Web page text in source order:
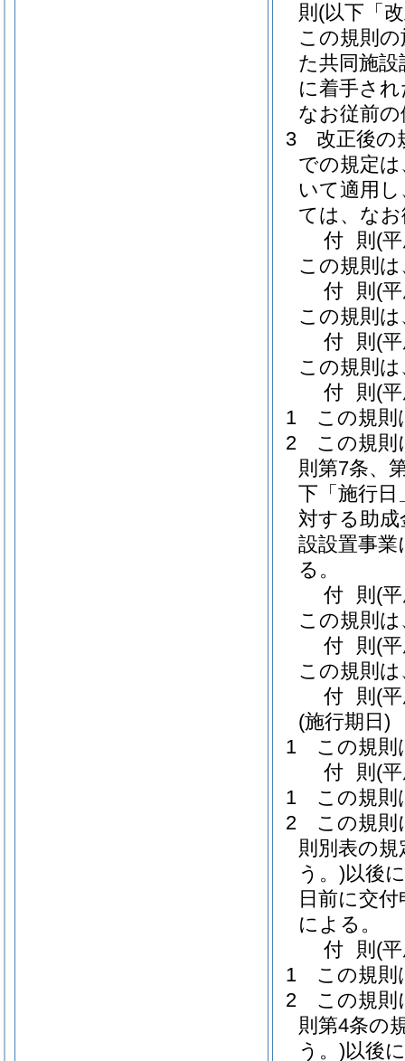
則 (以下「
この規則
た共同施
に着手さ
なお従前
3
改正後の
での規定
いて適用
ては、な
付 則 (
この規則
付 則 (
この規則
付 則 (
この規則
付 則 (
1
この規則
2
この規則
則第7条、
下「施行
対する助
設設置事
る。
付 則 (
この規則
付 則 (
この規則
付 則 (
(施行期日)
1
この規則
付 則 (
1
この規則
2
この規則
則別表の
う。)以後
日前に交
による。
付 則 (
1
この規則
2
この規則
則第4条の
う。)以後